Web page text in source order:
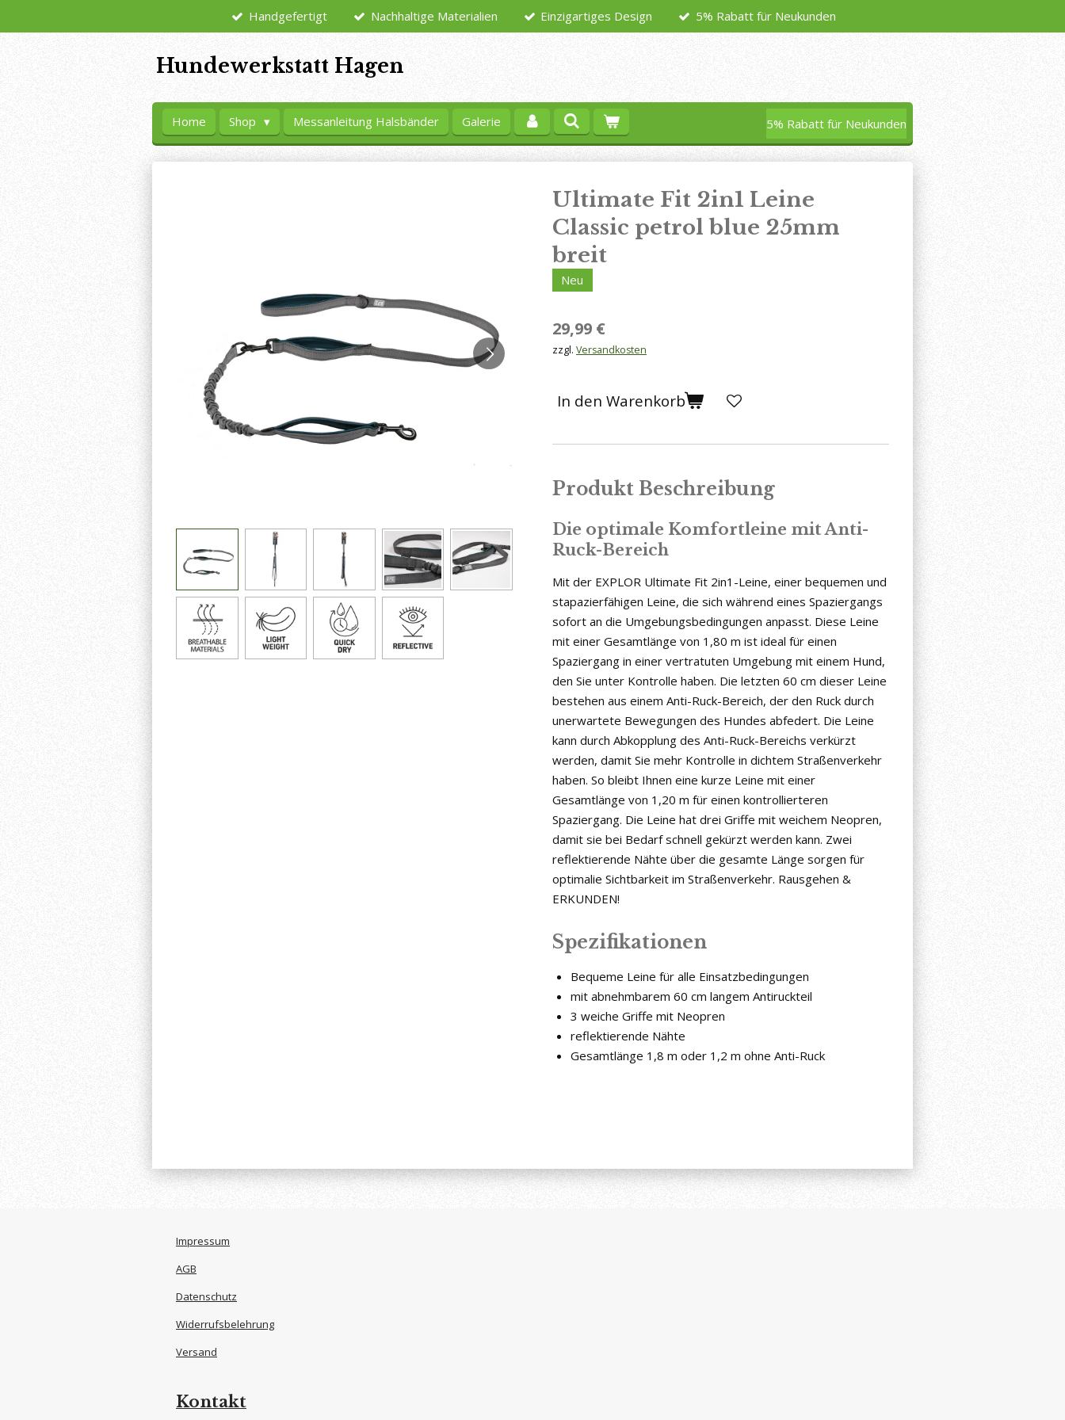
Hauptinhalt
Handgefertigt Nachhaltige Materialien Einzigartiges Design 5% Rabatt für Neukunden
Hundewerkstatt Hagen
Home Shop Messanleitung Halsbänder Galerie 5% Rabatt für Neukunden
Ultimate Fit 2in1 Leine
Classic petrol blue 25mm
breit
Neu
29,99 €
zzgl. Versandkosten
In den Warenkorb
Produkt Beschreibung
Die optimale Komfortleine mit Anti-
Ruck-Bereich
Mit der EXPLOR Ultimate Fit 2in1-Leine, einer bequemen und
stapazierfähigen Leine, die sich während eines Spaziergangs
sofort an die Umgebungsbedingungen anpasst. Diese Leine
mit einer Gesamtlänge von 1,80 m ist ideal für einen
Spaziergang in einer vertratuten Umgebung mit einem Hund,
den Sie unter Kontrolle haben. Die letzten 60 cm dieser Leine
bestehen aus einem Anti-Ruck-Bereich, der den Ruck durch
unerwartete Bewegungen des Hundes abfedert. Die Leine
kann durch Abkopplung des Anti-Ruck-Bereichs verkürzt
werden, damit Sie mehr Kontrolle in dichtem Straßenverkehr
haben. So bleibt Ihnen eine kurze Leine mit einer
Gesamtlänge von 1,20 m für einen kontrollierteren
Spaziergang. Die Leine hat drei Griffe mit weichem Neopren,
damit sie bei Bedarf schnell gekürzt werden kann. Zwei
reflektierende Nähte über die gesamte Länge sorgen für
optimalie Sichtbarkeit im Straßenverkehr. Rausgehen &
ERKUNDEN!
Spezifikationen
Bequeme Leine für alle Einsatzbedingungen
mit abnehmbarem 60 cm langem Antiruckteil
3 weiche Griffe mit Neopren
reflektierende Nähte
Gesamtlänge 1,8 m oder 1,2 m ohne Anti-Ruck
Impressum
AGB
Datenschutz
Widerrufsbelehrung
Versand
Kontakt